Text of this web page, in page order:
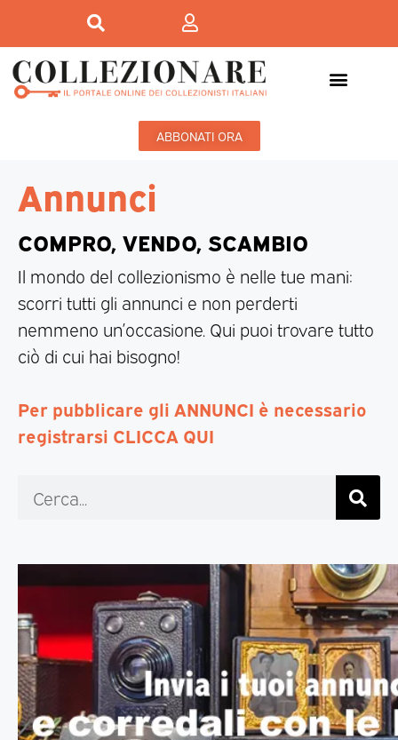
ABBONATI ORA
Annunci
COMPRO, VENDO, SCAMBIO
Il mondo del collezionismo è nelle tue mani:
scorri tutti gli annunci e non perderti
nemmeno un’occasione. Qui puoi trovare tutto
ciò di cui hai bisogno!
Per pubblicare gli ANNUNCI è necessario
registrarsi CLICCA QUI